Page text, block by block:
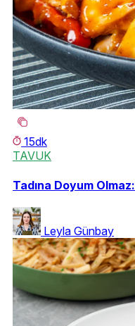
15dk
TAVUK
Tadına Doyum
Leyla Günbay